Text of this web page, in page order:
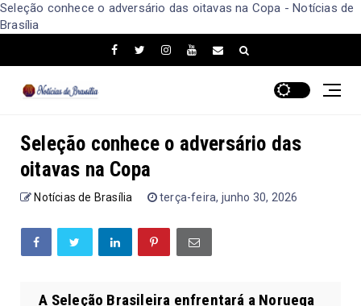
Seleção conhece o adversário das oitavas na Copa - Notícias de
Brasília
Seleção conhece o adversário das
oitavas na Copa
Notícias de Brasília terça-feira, junho 30, 2026
A Seleção Brasileira enfrentará a Noruega